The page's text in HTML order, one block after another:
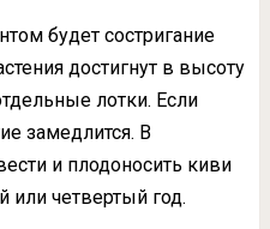
будет состригание
достигнут в высоту
лотки. Если
замедлится. В
и плодоносить киви
или четвертый год.